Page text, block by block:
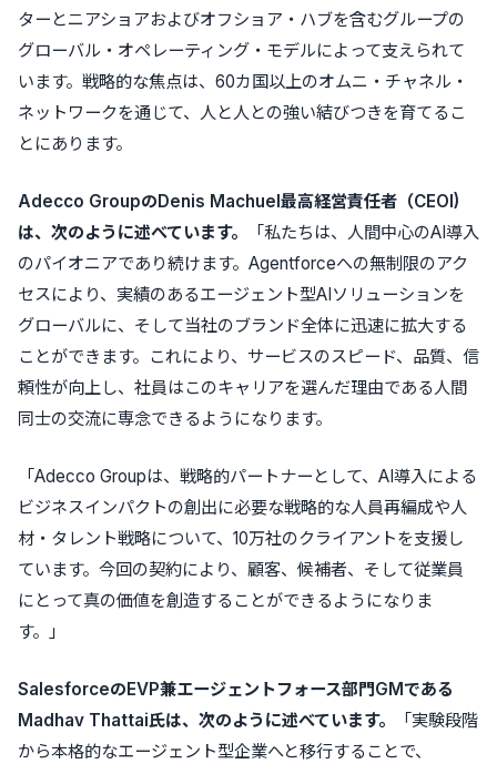
ターとニアショアおよびオフショア・ハブを含むグループの
グローバル・オペレーティング・モデルによって支えられて
います。戦略的な焦点は、60カ国以上のオムニ・チャネル・
ネットワークを通じて、人と人との強い結びつきを育てるこ
とにあります。
Adecco GroupのDenis Machuel最高経営責任者（CEOI)
は、次のように述べています。
「私たちは、人間中心のAI導入
のパイオニアであり続けます。Agentforceへの無制限のアク
セスにより、実績のあるエージェント型AIソリューションを
グローバルに、そして当社のブランド全体に迅速に拡大する
ことができます。これにより、サービスのスピード、品質、信
頼性が向上し、社員はこのキャリアを選んだ理由である人間
同士の交流に専念できるようになります。
「Adecco Groupは、戦略的パートナーとして、AI導入による
ビジネスインパクトの創出に必要な戦略的な人員再編成や人
材・タレント戦略について、10万社のクライアントを支援し
ています。今回の契約により、顧客、候補者、そして従業員
にとって真の価値を創造することができるようになりま
す。」
SalesforceのEVP兼エージェントフォース部門GMである
Madhav Thattai氏は、次のように述べています。
「実験段階
から本格的なエージェント型企業へと移行することで、